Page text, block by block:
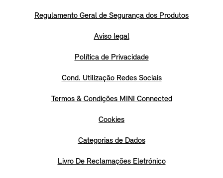
Regulamento Geral de Segurança dos Produtos
Aviso legal
Política de Privacidade
Cond. Utilização Redes Sociais
Termos & Condições MINI Connected
Cookies
Categorias de Dados
Livro De Reclamações Eletrónico